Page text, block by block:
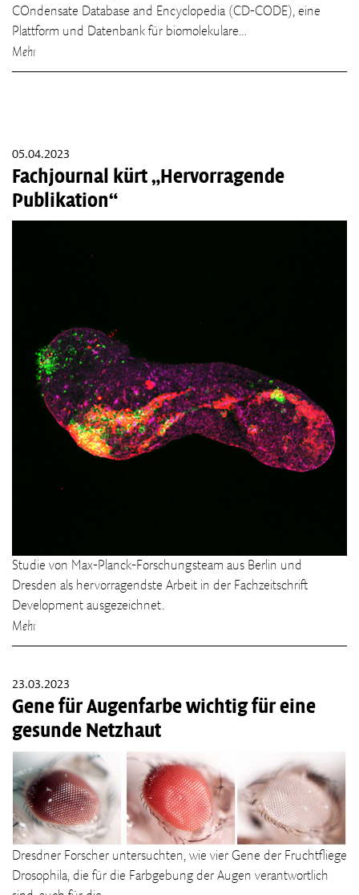
COndensate Database and Encyclopedia (CD-CODE), eine
Plattform und Datenbank für biomolekulare…
Mehr
05.04.2023
Fachjournal kürt „Hervorragende
Publikation“
Studie von Max-Planck-Forschungsteam aus Berlin und
Dresden als hervorragendste Arbeit in der Fachzeitschrift
Development ausgezeichnet.
Mehr
23.03.2023
Gene für Augenfarbe wichtig für eine
gesunde Netzhaut
Dresdner Forscher untersuchten, wie vier Gene der Fruchtfliege
Drosophila, die für die Farbgebung der Augen verantwortlich